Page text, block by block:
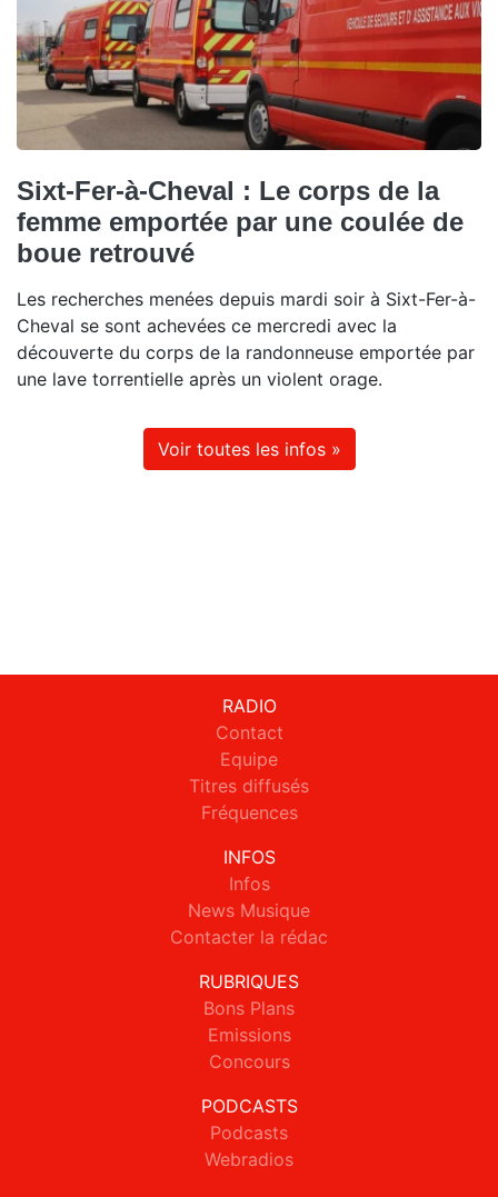
Sixt-Fer-à-Cheval : Le corps de la
femme emportée par une coulée de
boue retrouvé
Les recherches menées depuis mardi soir à Sixt-Fer-à-
Cheval se sont achevées ce mercredi avec la
découverte du corps de la randonneuse emportée par
une lave torrentielle après un violent orage.
Voir toutes les infos »
RADIO
Contact
Equipe
Titres diffusés
Fréquences
INFOS
Infos
News Musique
Contacter la rédac
RUBRIQUES
Bons Plans
Emissions
Concours
PODCASTS
Podcasts
Webradios